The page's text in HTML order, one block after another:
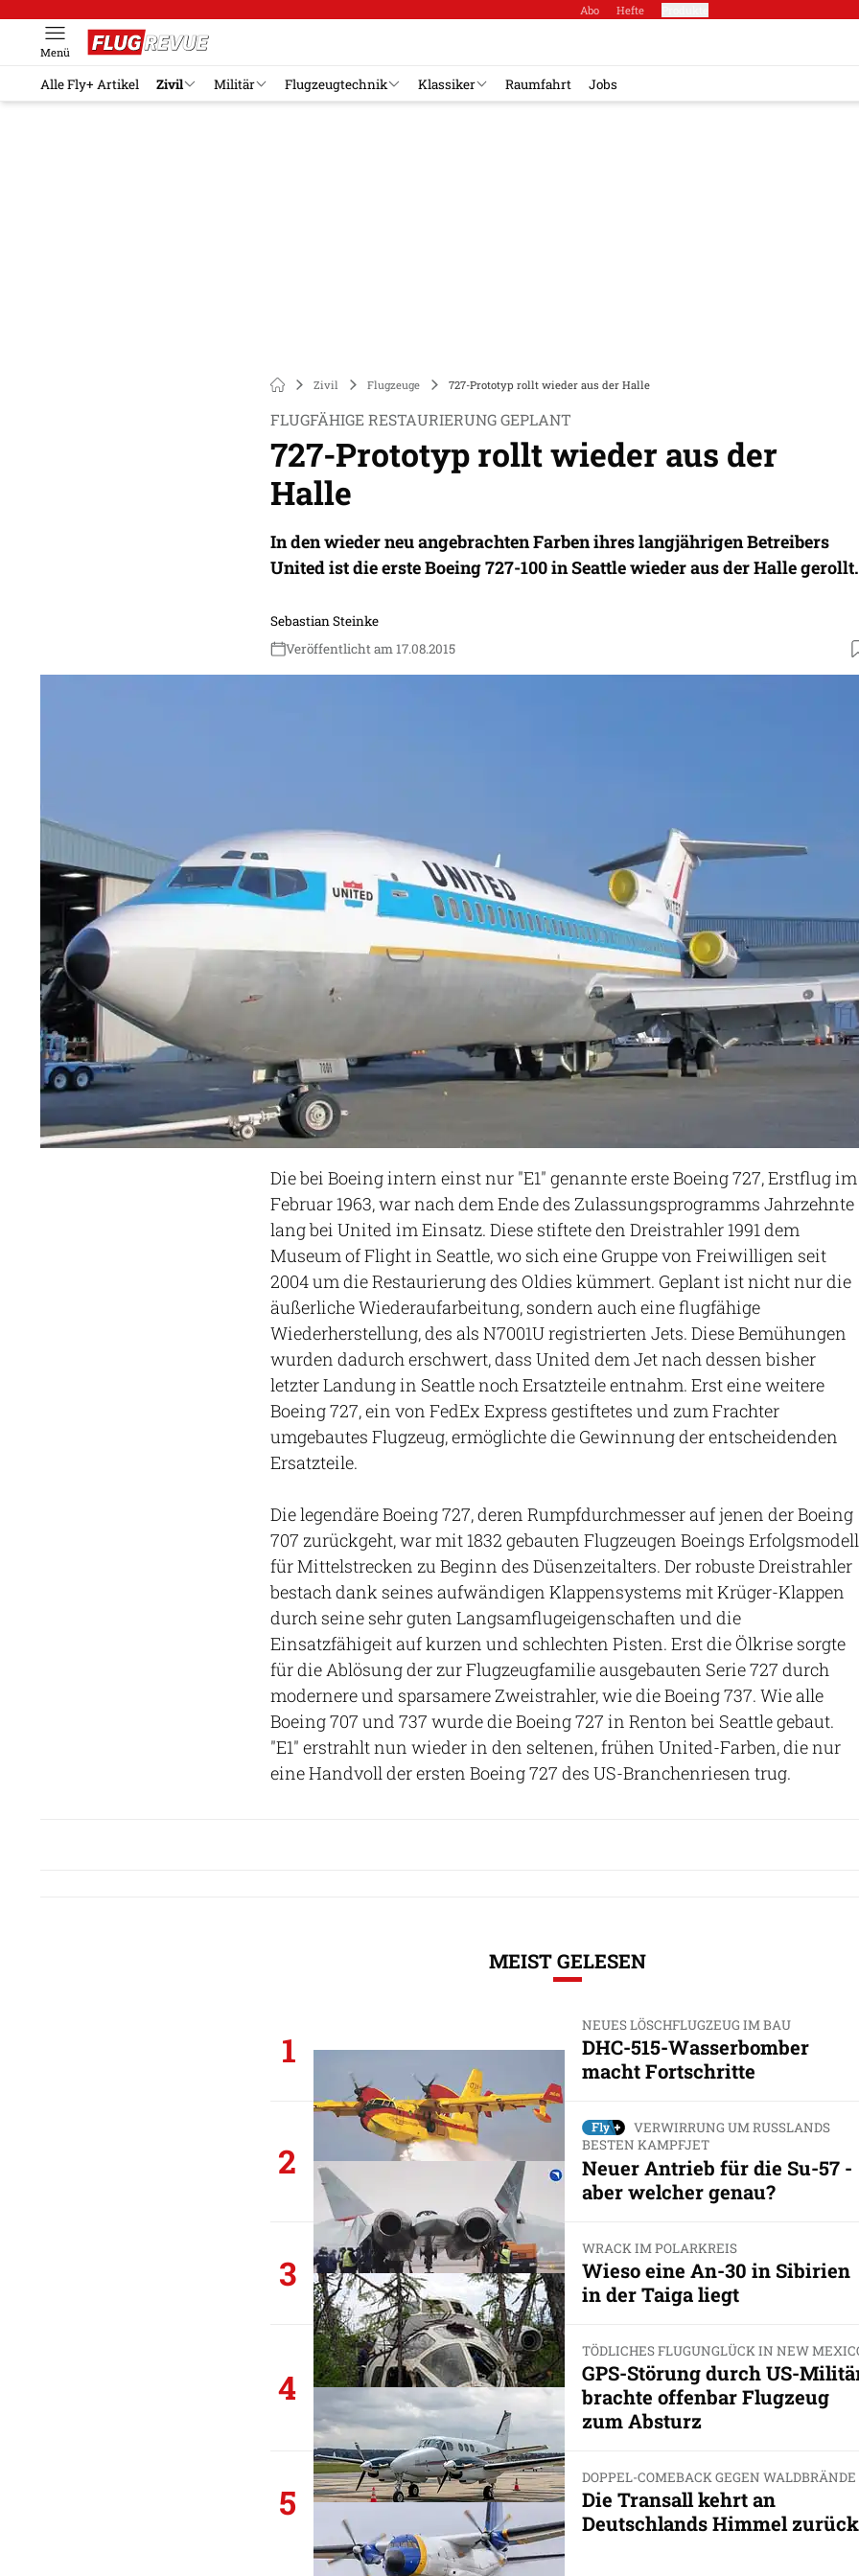
Abo Hefte
Menü
Alle Fly+ Artikel Zivil Militär Flugzeugtechnik Klassiker Raumfahrt Jobs
Zivil Flugzeuge 727-Prototyp rollt wieder aus der Halle
FLUGFÄHIGE RESTAURIERUNG GEPLANT
727-Prototyp rollt wieder aus der
Halle
In den wieder neu angebrachten Farben ihres langjährigen Betreibers
United ist die erste Boeing 727-100 in Seattle wieder aus der Halle gerollt.
Sebastian Steinke
Veröffentlicht am 17.08.2015
Die bei Boeing intern einst nur "E1" genannte erste Boeing 727, Erstflug im
Februar 1963, war nach dem Ende des Zulassungsprogramms Jahrzehnte
lang bei United im Einsatz. Diese stiftete den Dreistrahler 1991 dem
Museum of Flight in Seattle, wo sich eine Gruppe von Freiwilligen seit
2004 um die Restaurierung des Oldies kümmert. Geplant ist nicht nur die
äußerliche Wiederaufarbeitung, sondern auch eine flugfähige
Wiederherstellung, des als N7001U registrierten Jets. Diese Bemühungen
wurden dadurch erschwert, dass United dem Jet nach dessen bisher
letzter Landung in Seattle noch Ersatzteile entnahm. Erst eine weitere
Boeing 727, ein von FedEx Express gestiftetes und zum Frachter
umgebautes Flugzeug, ermöglichte die Gewinnung der entscheidenden
Ersatzteile.
Die legendäre Boeing 727, deren Rumpfdurchmesser auf jenen der Boeing
707 zurückgeht, war mit 1832 gebauten Flugzeugen Boeings Erfolgsmodell
für Mittelstrecken zu Beginn des Düsenzeitalters. Der robuste Dreistrahler
bestach dank seines aufwändigen Klappensystems mit Krüger-Klappen
durch seine sehr guten Langsamflugeigenschaften und die
Einsatzfähigeit auf kurzen und schlechten Pisten. Erst die Ölkrise sorgte
für die Ablösung der zur Flugzeugfamilie ausgebauten Serie 727 durch
modernere und sparsamere Zweistrahler, wie die Boeing 737. Wie alle
Boeing 707 und 737 wurde die Boeing 727 in Renton bei Seattle gebaut.
"E1" erstrahlt nun wieder in den seltenen, frühen United-Farben, die nur
eine Handvoll der ersten Boeing 727 des US-Branchenriesen trug.
MEIST GELESEN
1
NEUES LÖSCHFLUGZEUG IM BAU
DHC-515-Wasserbomber
macht Fortschritte
2
VERWIRRUNG UM RUSSLANDS
BESTEN KAMPFJET
Neuer Antrieb für die Su-57 -
aber welcher genau?
3
WRACK IM POLARKREIS
Wieso eine An-30 in Sibirien
in der Taiga liegt
4
TÖDLICHES FLUGUNGLÜCK IN NEW
GPS-Störung durch US-
brachte offenbar Flugzeug
zum Absturz
5
DOPPEL-COMEBACK GEGEN WALDBRÄNDE
Die Transall kehrt an
Deutschlands Himmel